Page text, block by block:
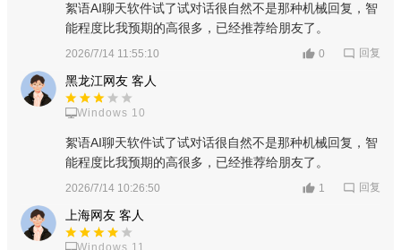
絮语AI聊天软件试了试对话很自然不是那种机械回复，智
能程度比我预期的高很多，已经推荐给朋友了。
2026/7/14 11:55:10 0 回复
黑龙江网友 客人
Windows 10
絮语AI聊天软件试了试对话很自然不是那种机械回复，智
能程度比我预期的高很多，已经推荐给朋友了。
2026/7/14 10:26:50 1 回复
上海网友 客人
Windows 11